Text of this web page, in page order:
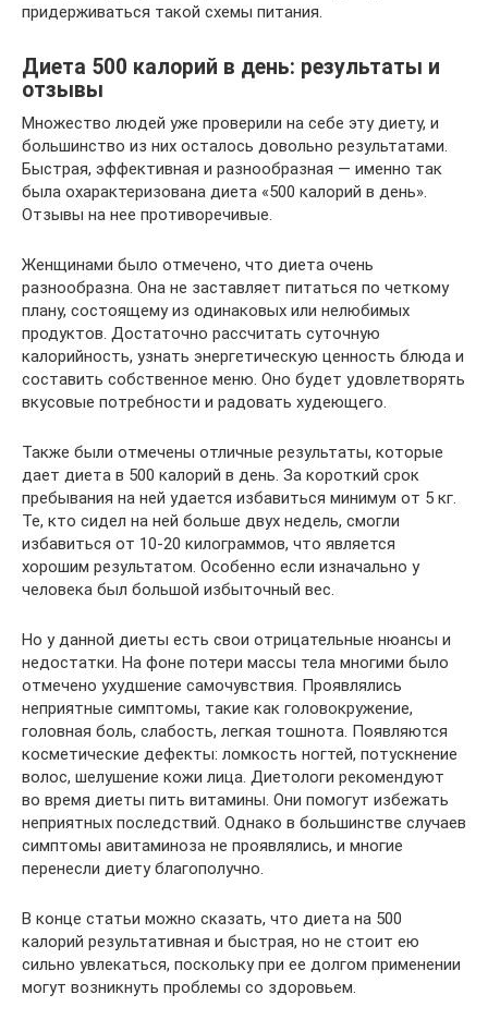
придерживаться такой схемы питания.
Диета 500 калорий в день: результаты и
отзывы
Множество людей уже проверили на себе эту диету, и
большинство из них осталось довольно результатами.
Быстрая, эффективная и разнообразная — именно так
была охарактеризована диета «500 калорий в день».
Отзывы на нее противоречивые.
Женщинами было отмечено, что диета очень
разнообразна. Она не заставляет питаться по четкому
плану, состоящему из одинаковых или нелюбимых
продуктов. Достаточно рассчитать суточную
калорийность, узнать энергетическую ценность блюда и
составить собственное меню. Оно будет удовлетворять
вкусовые потребности и радовать худеющего.
Также были отмечены отличные результаты, которые
дает диета в 500 калорий в день. За короткий срок
пребывания на ней удается избавиться минимум от 5 кг.
Те, кто сидел на ней больше двух недель, смогли
избавиться от 10-20 килограммов, что является
хорошим результатом. Особенно если изначально у
человека был большой избыточный вес.
Но у данной диеты есть свои отрицательные нюансы и
недостатки. На фоне потери массы тела многими было
отмечено ухудшение самочувствия. Проявлялись
неприятные симптомы, такие как головокружение,
головная боль, слабость, легкая тошнота. Появляются
косметические дефекты: ломкость ногтей, потускнение
волос, шелушение кожи лица. Диетологи рекомендуют
во время диеты пить витамины. Они помогут избежать
неприятных последствий. Однако в большинстве случаев
симптомы авитаминоза не проявлялись, и многие
перенесли диету благополучно.
В конце статьи можно сказать, что диета на 500
калорий результативная и быстрая, но не стоит ею
сильно увлекаться, поскольку при ее долгом применении
могут возникнуть проблемы со здоровьем.